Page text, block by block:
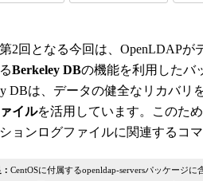
2回となる今回は、OpenLDAPが
Berkeley DBの機能を利用したバ
DBは、データの健全なリカバリ
イルを活用しています。このた
ョンログファイルに関連するコ
CentOSに付属するopenldap-serversパッケージ